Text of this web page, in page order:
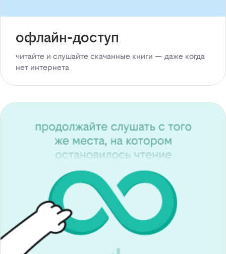
офлайн-доступ
читайте и слушайте скачанные книги — даже когда
нет интернета